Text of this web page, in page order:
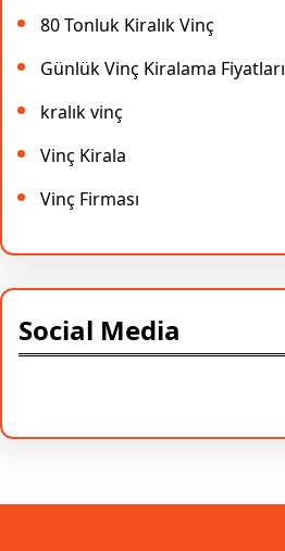
80 Tonluk Kiralık Vinç
Günlük Vinç Kiralama Fiyatları
kralık vinç
Vinç Kirala
Vinç Firması
Social Media